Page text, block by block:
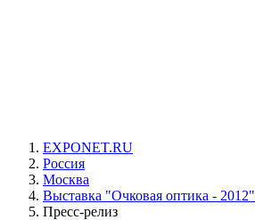
EXPONET.RU
Россия
Москва
Выставка "Очковая оптика - 2012"
Пресс-релиз